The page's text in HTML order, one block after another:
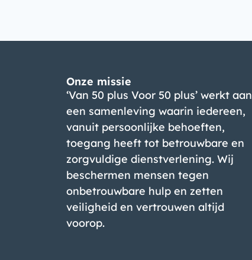
Onze missie
‘Van 50 plus Voor 50 plus’ werkt aan
een samenleving waarin iedereen,
vanuit persoonlijke behoeften,
toegang heeft tot betrouwbare en
zorgvuldige dienstverlening. Wij
beschermen mensen tegen
onbetrouwbare hulp en zetten
veiligheid en vertrouwen altijd
voorop.